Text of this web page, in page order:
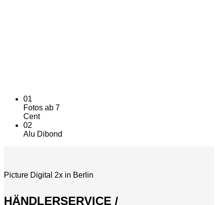
01
Fotos ab 7
Cent
02
Alu Dibond
Picture Digital 2x in Berlin
HÄNDLERSERVICE /